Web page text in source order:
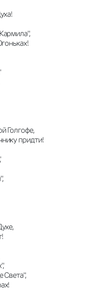
Голгофе,
придти!
Света",